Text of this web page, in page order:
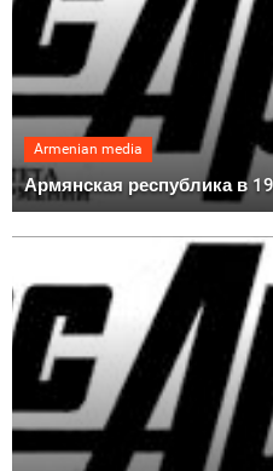
Armenian media
Армянская республика в